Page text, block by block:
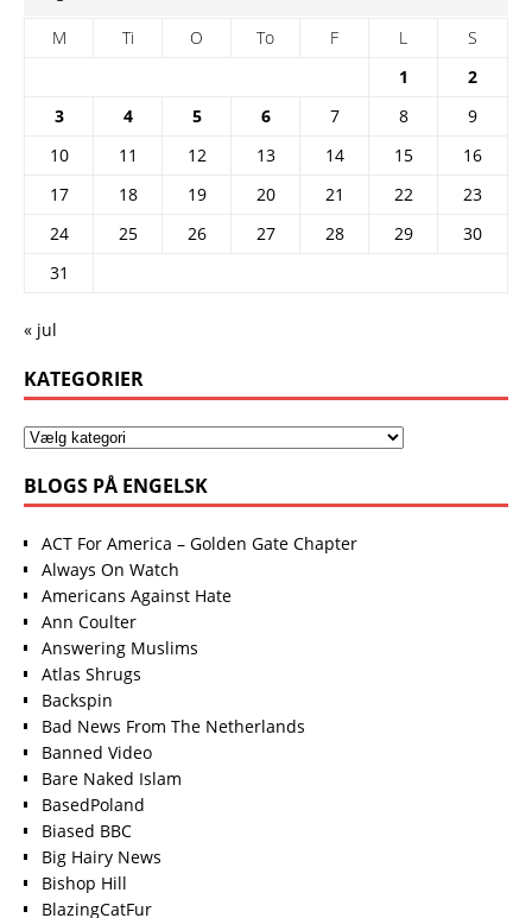
M Ti O To F L
S
1
2
3
4 5 6 7 8
9
10
11 12 13 14 15
16
17
18 19 20 21 22
23
24
25 26 27 28 29
30
31
« jul
KATEGORIER
BLOGS PÅ ENGELSK
ACT For America – Golden Gate Chapter
Always On Watch
Americans Against Hate
Ann Coulter
Answering Muslims
Atlas Shrugs
Backspin
Bad News From The Netherlands
Banned Video
Bare Naked Islam
BasedPoland
Biased BBC
Big Hairy News
Bishop Hill
BlazingCatFur